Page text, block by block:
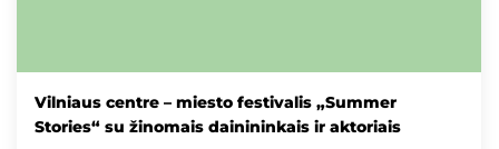
Vilniaus centre – miesto festivalis „Summer
Stories“ su žinomais dainininkais ir aktoriais